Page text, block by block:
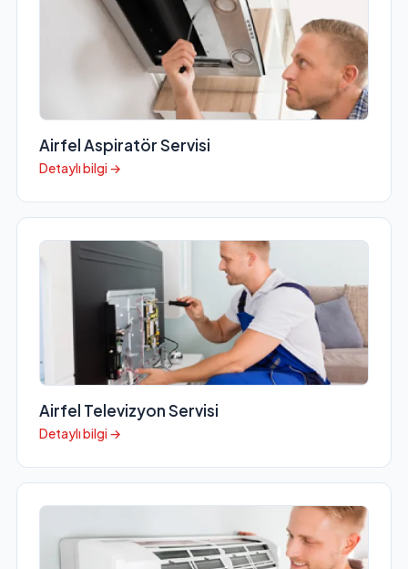
Airfel Aspiratör Servisi
Detaylı bilgi →
Airfel Televizyon Servisi
Detaylı bilgi →